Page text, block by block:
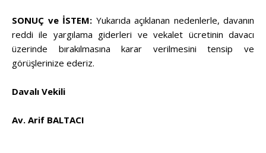
SONUÇ ve İSTEM: Yukarıda açıklanan nedenlerle, davanın
reddi ile yargılama giderleri ve vekalet ücretinin davacı
üzerinde bırakılmasına karar verilmesini tensip ve
görüşlerinize ederiz.
Davalı Vekili
Av. Arif BALTACI